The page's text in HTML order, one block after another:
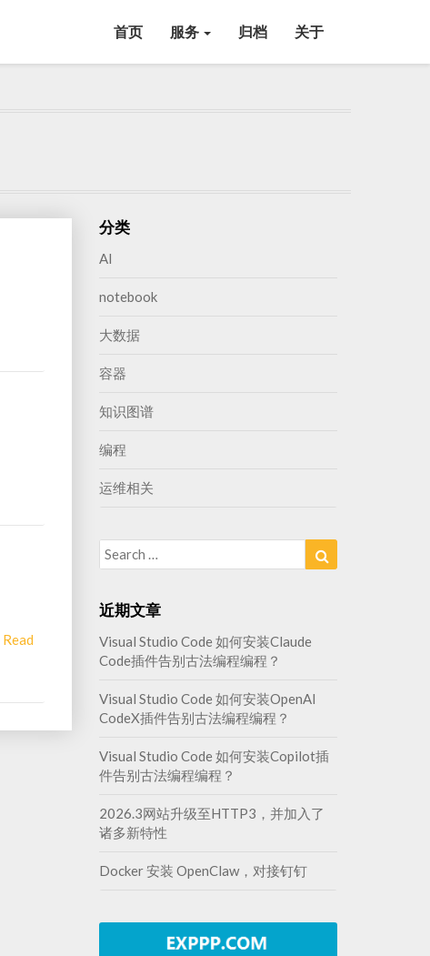
首页 服务 归档 关于
Read
分类
AI
notebook
大数据
容器
知识图谱
编程
运维相关
Search
for:
近期文章
Visual Studio Code 如何安装Claude
Code插件告别古法编程编程？
Visual Studio Code 如何安装OpenAI
CodeX插件告别古法编程编程？
Visual Studio Code 如何安装Copilot插
件告别古法编程编程？
2026.3网站升级至HTTP3，并加入了
诸多新特性
Docker 安装 OpenClaw，对接钉钉